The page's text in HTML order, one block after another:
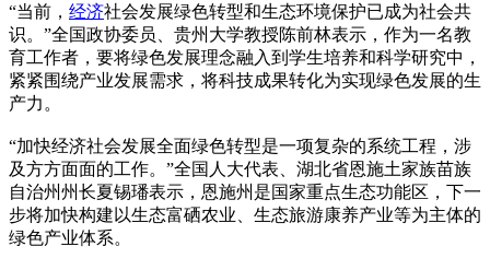
“当前， 经济社会发展绿色转型和生态环境保护已成为社会共
识。”全国政协委员、贵州大学教授陈前林表示，作为一名教
育工作者，要将绿色发展理念融入到学生培养和科学研究中，
紧紧围绕产业发展需求，将科技成果转化为实现绿色发展的生
产力。
“加快经济社会发展全面绿色转型是一项复杂的系统工程，涉
及方方面面的工作。”全国人大代表、湖北省恩施土家族苗族
自治州州长夏锡璠表示，恩施州是国家重点生态功能区，下一
步将加快构建以生态富硒农业、生态旅游康养产业等为主体的
绿色产业体系。